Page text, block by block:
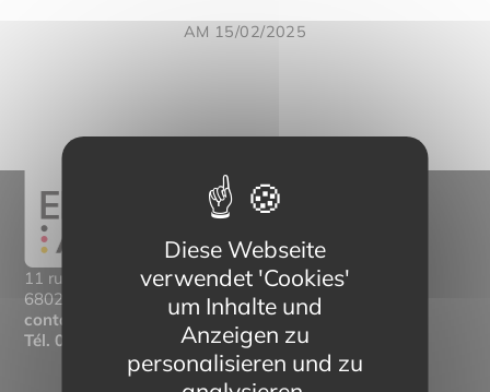
AM 15/02/2025
11 rue Mittlerweg,
68025 Colmar Cedex
contact@eltern-bilinguisme.org
Tél. 03 89 20 46 74
Diese Webseite
verwendet 'Cookies'
um Inhalte und
Anzeigen zu
personalisieren und zu